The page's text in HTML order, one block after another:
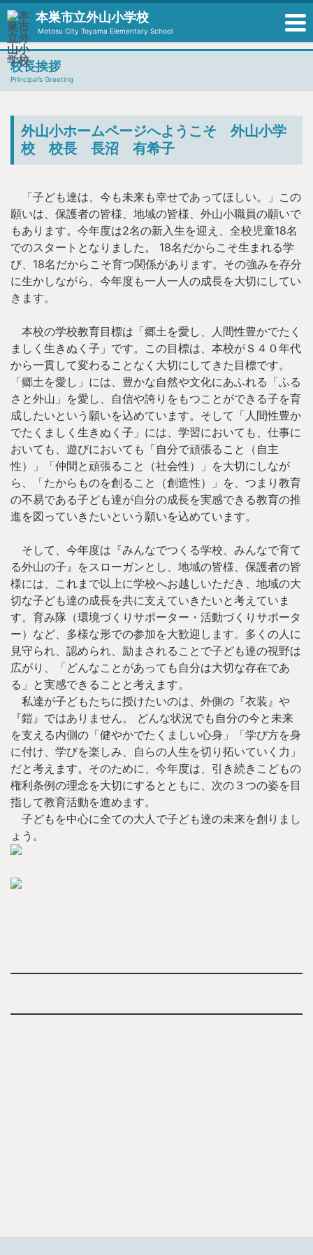
本巣市立外山小学校
Motosu CIty Toyama Elementary School
校長挨拶
Principal’s Greeting
外山小ホームページへようこそ 外山小学
校 校長 長沼 有希子
「子ども達は、今も未来も幸せであってほしい。」この
願いは、保護者の皆様、地域の皆様、外山小職員の願いで
もあります。今年度は2名の新入生を迎え、全校児童18名
でのスタートとなりました。 18名だからこそ生まれる学
び、18名だからこそ育つ関係があります。その強みを存分
に生かしながら、今年度も一人一人の成長を大切にしてい
きます。
本校の学校教育目標は「郷土を愛し、人間性豊かでたく
ましく生きぬく子」です。この目標は、本校がＳ４０年代
から一貫して変わることなく大切にしてきた目標です。
「郷土を愛し」には、豊かな自然や文化にあふれる「ふる
さと外山」を愛し、自信や誇りをもつことができる子を育
成したいという願いを込めています。そして「人間性豊か
でたくましく生きぬく子」には、学習においても、仕事に
おいても、遊びにおいても「自分で頑張ること（自主
性）」「仲間と頑張ること（社会性）」を大切にしなが
ら、「たからものを創ること（創造性）」を、つまり教育
の不易である子ども達が自分の成長を実感できる教育の推
進を図っていきたいという願いを込めています。
そして、今年度は『みんなでつくる学校、みんなで育て
る外山の子』をスローガンとし、地域の皆様、保護者の皆
様には、これまで以上に学校へお越しいただき、地域の大
切な子ども達の成長を共に支えていきたいと考えていま
す。育み隊（環境づくりサポーター・活動づくりサポータ
ー）など、多様な形での参加を大歓迎します。多くの人に
見守られ、認められ、励まされることで子ども達の視野は
広がり、「どんなことがあっても自分は大切な存在であ
る」と実感できることと考えます。
私達が子どもたちに授けたいのは、外側の『衣装』や
『鎧』ではありません。 どんな状況でも自分の今と未来
を支える内側の「健やかでたくましい心身」「学び方を身
に付け、学びを楽しみ、自らの人生を切り拓いていく力」
だと考えます。そのために、今年度は、引き続きこどもの
権利条例の理念を大切にするとともに、次の３つの姿を目
指して教育活動を進めます。
子どもを中心に全ての大人で子ども達の未来を創りまし
ょう。